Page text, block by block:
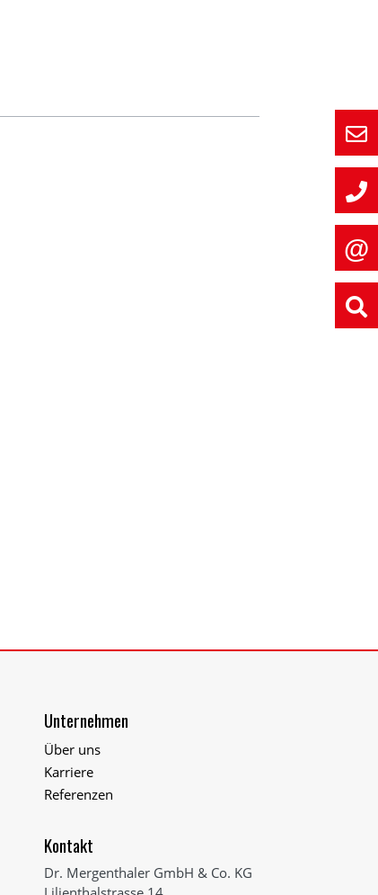
Unternehmen
Über uns
Karriere
Referenzen
Kontakt
Dr. Mergenthaler GmbH & Co. KG